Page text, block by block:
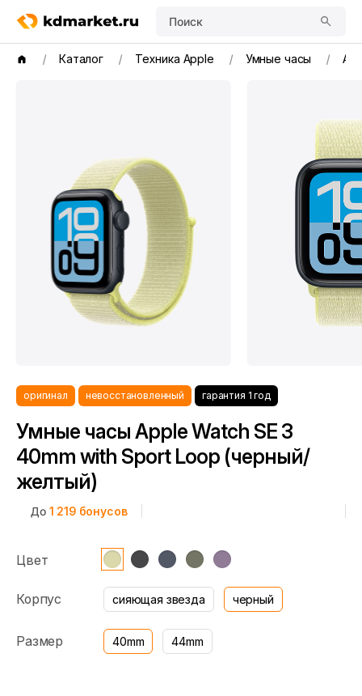
Поиск
Каталог Техника Apple Умные часы
оригинал невосстановленный гарантия 1 год
Умные часы Apple Watch SE 3
40mm with Sport Loop (черный/
желтый)
До 1 219бонусов
Цвет
Корпус сияющая звезда черный
Размер 40mm 44mm